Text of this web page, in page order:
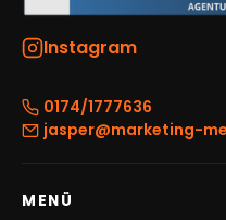
Instagram
0174/1777636
jasper@marketing-
MENÜ